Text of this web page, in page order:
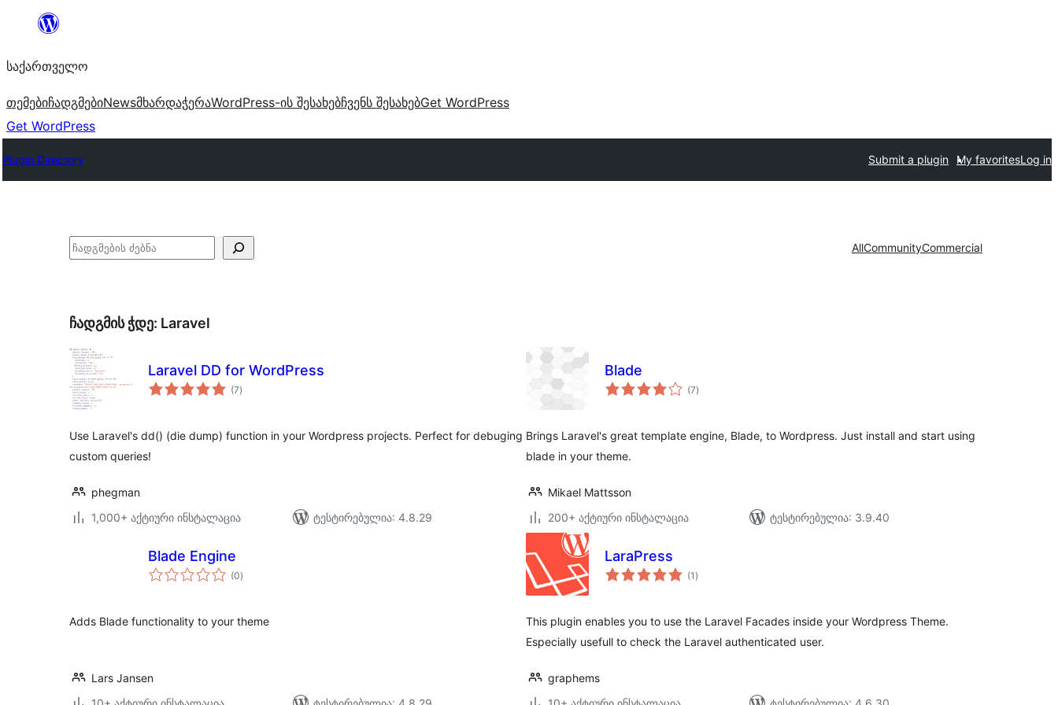
შიგთავსზე
საქართველო
თემებიჩადგმებიNewsმხარდაჭერაWordPress-ის შესახებჩვენს შესახებGet WordPress
Get WordPress
Plugin Directory Submit a plugin My favoritesLog in
ძებნა AllCommunityCommercial
ჩადგმის ჭდე: Laravel
Laravel DD for WordPress
(7საერთო
რეიტინგი
)
Use Laravel's dd() (die dump) function in your Wordpress projects. Perfect for debuging
custom queries!
phegman
1,000+ აქტიური ინსტალაცია
ტესტირებულია: 4.8.29
Blade
(7საერთო
რეიტინგი
)
Brings Laravel's great template engine, Blade, to Wordpress. Just install and start using
blade in your theme.
Mikael Mattsson
200+ აქტიური ინსტალაცია
ტესტირებულია: 3.9.40
Blade Engine
(0საერთო
რეიტინგი
)
Adds Blade functionality to your theme
Lars Jansen
LaraPress
(1 საერთო
რეიტინგი
)
This plugin enables you to use the Laravel Facades inside your Wordpress Theme.
Especially usefull to check the Laravel authenticated user.
graphems